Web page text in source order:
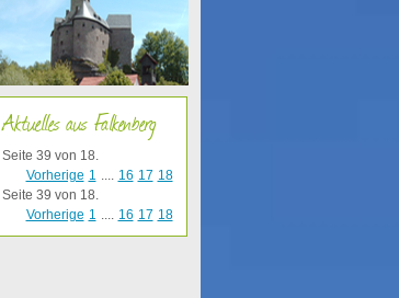
Aktuelles aus Falkenberg
Seite 39 von 18.
Vorherige 1 .... 16 17 18
Seite 39 von 18.
Vorherige 1 .... 16 17 18